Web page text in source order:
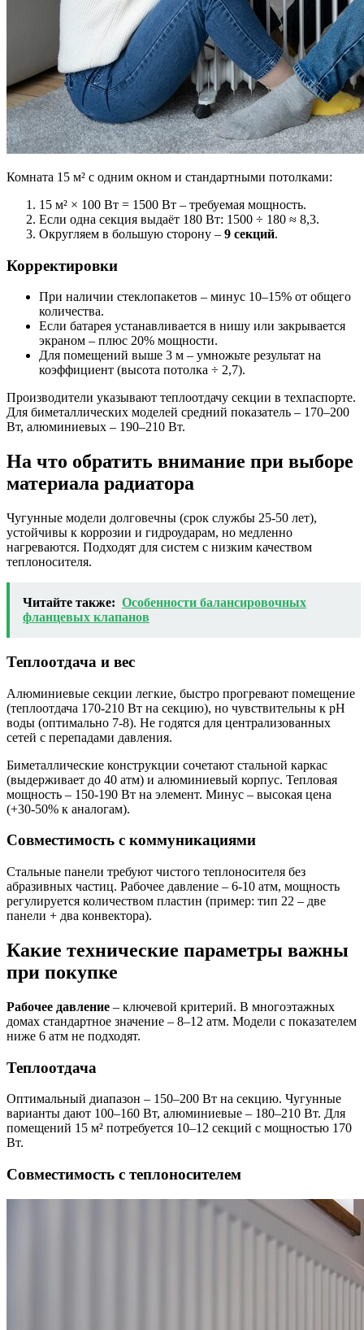
Комната 15 м² с одним окном и стандартными потолками:
15 м² × 100 Вт = 1500 Вт – требуемая мощность.
Если одна секция выдаёт 180 Вт: 1500 ÷ 180 ≈ 8,3.
Округляем в большую сторону – 9 секций.
Корректировки
При наличии стеклопакетов – минус 10–15% от общего
количества.
Если батарея устанавливается в нишу или закрывается
экраном – плюс 20% мощности.
Для помещений выше 3 м – умножьте результат на
коэффициент (высота потолка ÷ 2,7).
Производители указывают теплоотдачу секции в техпаспорте.
Для биметаллических моделей средний показатель – 170–200
Вт, алюминиевых – 190–210 Вт.
На что обратить внимание при выборе
материала радиатора
Чугунные модели долговечны (срок службы 25-50 лет),
устойчивы к коррозии и гидроударам, но медленно
нагреваются. Подходят для систем с низким качеством
теплоносителя.
Читайте также: Особенности балансировочных
фланцевых клапанов
Теплоотдача и вес
Алюминиевые секции легкие, быстро прогревают помещение
(теплоотдача 170-210 Вт на секцию), но чувствительны к pH
воды (оптимально 7-8). Не годятся для централизованных
сетей с перепадами давления.
Биметаллические конструкции сочетают стальной каркас
(выдерживает до 40 атм) и алюминиевый корпус. Тепловая
мощность – 150-190 Вт на элемент. Минус – высокая цена
(+30-50% к аналогам).
Совместимость с коммуникациями
Стальные панели требуют чистого теплоносителя без
абразивных частиц. Рабочее давление – 6-10 атм, мощность
регулируется количеством пластин (пример: тип 22 – две
панели + два конвектора).
Какие технические параметры важны
при покупке
Рабочее давление – ключевой критерий. В многоэтажных
домах стандартное значение – 8–12 атм. Модели с показателем
ниже 6 атм не подходят.
Теплоотдача
Оптимальный диапазон – 150–200 Вт на секцию. Чугунные
варианты дают 100–160 Вт, алюминиевые – 180–210 Вт. Для
помещений 15 м² потребуется 10–12 секций с мощностью 170
Вт.
Совместимость с теплоносителем